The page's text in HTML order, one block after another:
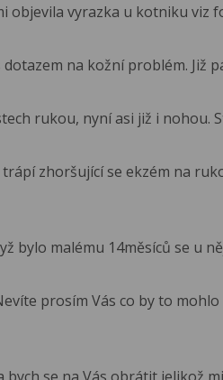
objevila vyrazka u kotniku viz
na kožní problém. Již
rukou, nyní asi již i nohou.
zhoršující se ekzém na
bylo malému 14měsíců se u
prosím Vás co by to mohlo